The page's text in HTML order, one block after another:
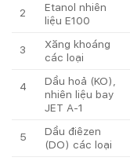
2
Etanol nhiên
liệu E100
3
Xăng khoáng
các loại
4
Dầu hoả (KO),
nhiên liệu bay
JET A-1
5
Dầu điêzen
(DO) các loại